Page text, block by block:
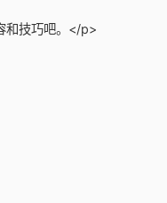
和技巧吧。</p>